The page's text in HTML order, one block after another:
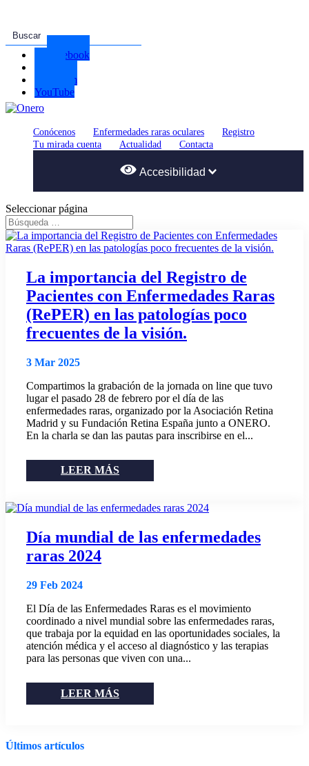
Facebook
Instagram
YouTube
Conócenos Enfermedades raras oculares
Registro
Tu mirada cuenta
Actualidad Contacta
Accesibilidad
Tamaño del texto
Color del Tema
A
Seleccionar página
La importancia del Registro de
Pacientes con Enfermedades Raras
(RePER) en las patologías poco
frecuentes de la visión.
3 Mar 2025
Compartimos la grabación de la jornada on line que tuvo
lugar el pasado 28 de febrero por el día de las
enfermedades raras, organizado por la Asociación Retina
Madrid y su Fundación Retina España junto a ONERO.
En la charla se dan las pautas para inscribirse en el...
LEER MÁS
Día mundial de las enfermedades
raras 2024
29 Feb 2024
El Día de las Enfermedades Raras es el movimiento
coordinado a nivel mundial sobre las enfermedades raras,
que trabaja por la equidad en las oportunidades sociales, la
atención médica y el acceso al diagnóstico y las terapias
para las personas que viven con una...
LEER MÁS
Últimos artículos